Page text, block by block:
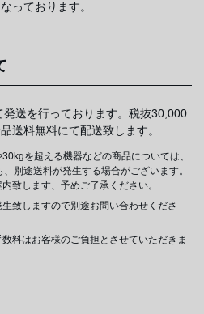
っております。
送を行っております。税抜30,000
送料無料にて配送致します。
を超える機器などの商品については、
別途送料が発生する場合がございます。
致します、予めご了承ください。
致しますので別途お問い合わせくださ
料はお客様のご負担とさせていただきま